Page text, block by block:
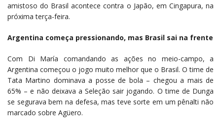
amistoso do Brasil acontece contra o Japão, em Cingapura, na
próxima terça-feira.
Argentina começa pressionando, mas Brasil sai na frente
Com Di María comandando as ações no meio-campo, a
Argentina começou o jogo muito melhor que o Brasil. O time de
Tata Martino dominava a posse de bola – chegou a mais de
65% – e não deixava a Seleção sair jogando. O time de Dunga
se segurava bem na defesa, mas teve sorte em um pênalti não
marcado sobre Agüero.